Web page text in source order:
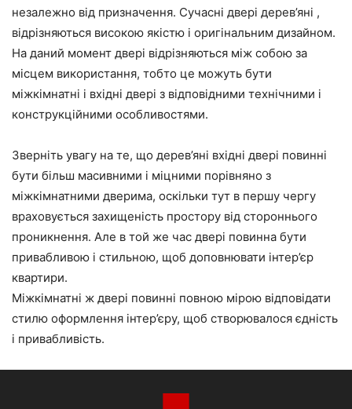
незалежно від призначення. Сучасні двері дерев’яні ,
відрізняються високою якістю і оригінальним дизайном.
На даний момент двері відрізняються між собою за
місцем використання, тобто це можуть бути
міжкімнатні і вхідні двері з відповідними технічними і
конструкційними особливостями.
Зверніть увагу на те, що дерев’яні вхідні двері повинні
бути більш масивними і міцними порівняно з
міжкімнатними дверима, оскільки тут в першу чергу
враховується захищеність простору від стороннього
проникнення. Але в той же час двері повинна бути
привабливою і стильною, щоб доповнювати інтер’єр
квартири.
Міжкімнатні ж двері повинні повною мірою відповідати
стилю оформлення інтер’єру, щоб створювалося єдність
і привабливість.